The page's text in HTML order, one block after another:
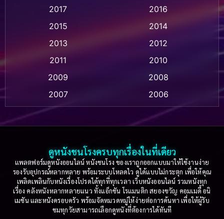
Based on a True Story เรื่องจริง(75)
Based on Novel(16)
Betrayal(1)
Biography(3)
2017
2016
2015
2014
2013
2012
2011
2010
2009
2008
2007
2006
2005
2004
2003
2002
2001
2000
1999
1998
1997
1996
1995
1994
1993
1992
ดูหนังชนโรงครบทุกเรื่องในที่เดียว
แพลตฟอร์มดูหนังออนไลน์ หนังชนโรง ของเราถูกออกแบบมาให้ใช้งานง่าย
รองรับอุปกรณ์หลากหลาย พร้อมระบบโหลดไว ดูได้แบบไม่กระตุก เพื่อให้คุณ
เพลิดเพลินกับหนังเรื่องโปรดได้ทุกที่ทุกเวลา เว็บหนังออนไลน์ รวมหนังทุก
เรื่อง คลังหนังหลากหลายแนว ทั้งแอ็กชัน โรแมนติก สยองขวัญ คอมเมดี้ อนิ
เมชัน และหนังครอบครัว พร้อมจัดหมวดหมู่ให้ง่ายต่อการค้นหา เพื่อให้ผู้รับ
ชมทุกวัยสามารถเลือกดูหนังที่ต้องการได้ทันที